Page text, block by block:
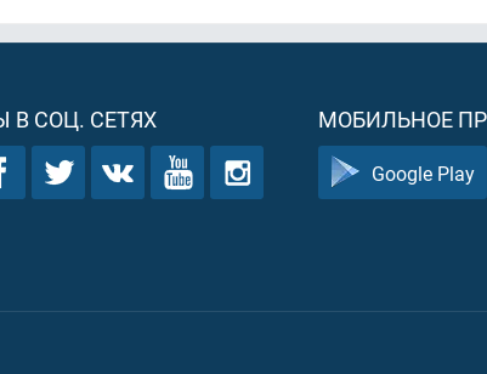
В СОЦ. СЕТЯХ МОБИЛЬНОЕ
Google Play